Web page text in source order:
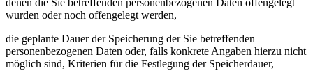
denen die Sie betreffenden personenbezogenen Daten offengelegt
wurden oder noch offengelegt werden,
die geplante Dauer der Speicherung der Sie betreffenden
personenbezogenen Daten oder, falls konkrete Angaben hierzu nicht
möglich sind, Kriterien für die Festlegung der Speicherdauer,